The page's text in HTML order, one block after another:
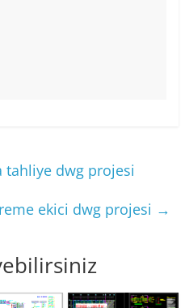
tahliye dwg projesi
ekici dwg projesi →